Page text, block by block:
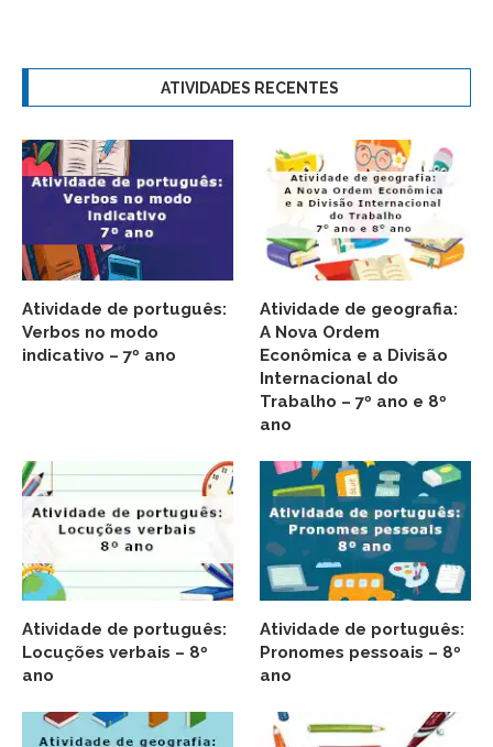
ATIVIDADES RECENTES
Atividade de português:
Verbos no modo
indicativo – 7º ano
Atividade de geografia:
A Nova Ordem
Econômica e a Divisão
Internacional do
Trabalho – 7º ano e 8º
ano
Atividade de português:
Locuções verbais – 8º
ano
Atividade de português:
Pronomes pessoais – 8º
ano